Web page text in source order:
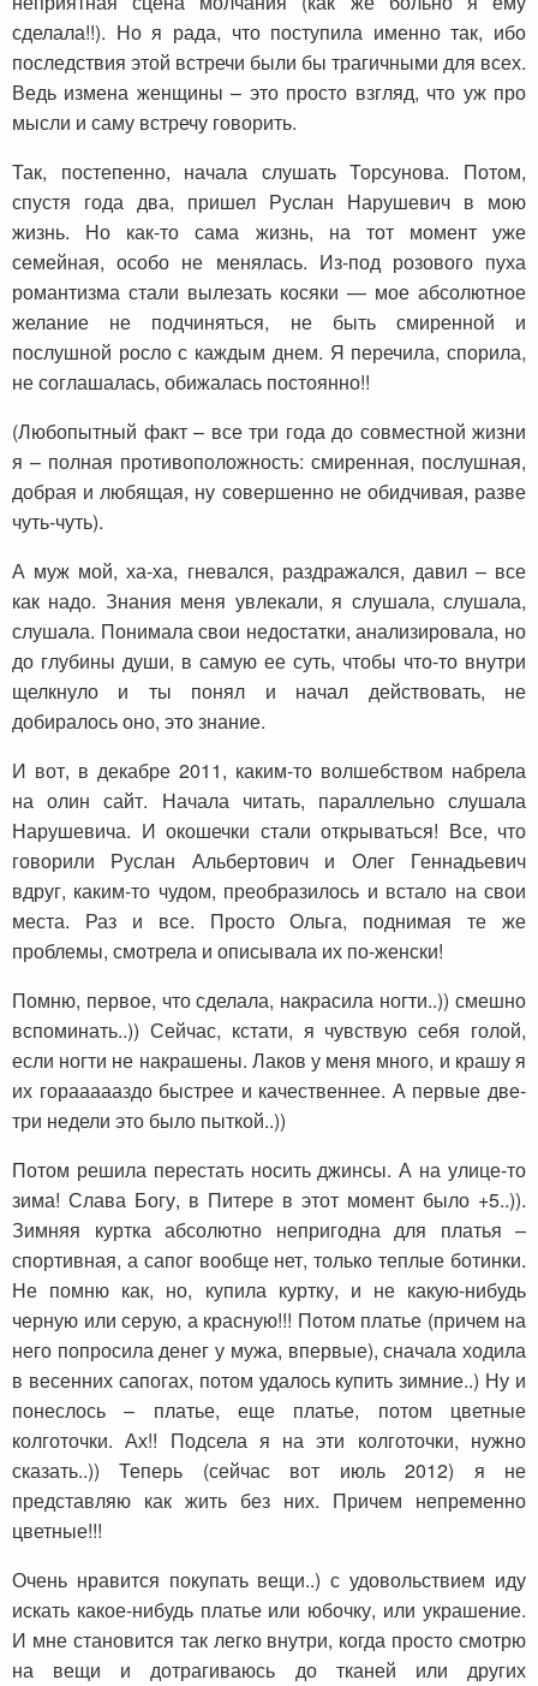
сделала!!). Но я рада, что поступила именно так, ибо
последствия этой встречи были бы трагичными для всех.
Ведь измена женщины – это просто взгляд, что уж про
мысли и саму встречу говорить.
Так, постепенно, начала слушать Торсунова. Потом,
спустя года два, пришел Руслан Нарушевич в мою
жизнь. Но как-то сама жизнь, на тот момент уже
семейная, особо не менялась. Из-под розового пуха
романтизма стали вылезать косяки — мое абсолютное
желание не подчиняться, не быть смиренной и
послушной росло с каждым днем. Я перечила, спорила,
не соглашалась, обижалась постоянно!!
(Любопытный факт – все три года до совместной жизни
я – полная противоположность: смиренная, послушная,
добрая и любящая, ну совершенно не обидчивая, разве
чуть-чуть).
А муж мой, ха-ха, гневался, раздражался, давил – все
как надо. Знания меня увлекали, я слушала, слушала,
слушала. Понимала свои недостатки, анализировала, но
до глубины души, в самую ее суть, чтобы что-то внутри
щелкнуло и ты понял и начал действовать, не
добиралось оно, это знание.
И вот, в декабре 2011, каким-то волшебством набрела
на олин сайт. Начала читать, параллельно слушала
Нарушевича. И окошечки стали открываться! Все, что
говорили Руслан Альбертович и Олег Геннадьевич
вдруг, каким-то чудом, преобразилось и встало на свои
места. Раз и все. Просто Ольга, поднимая те же
проблемы, смотрела и описывала их по-женски!
Помню, первое, что сделала, накрасила ногти..)) смешно
вспоминать..)) Сейчас, кстати, я чувствую себя голой,
если ногти не накрашены. Лаков у меня много, и крашу я
их гораааааздо быстрее и качественнее. А первые две-
три недели это было пыткой..))
Потом решила перестать носить джинсы. А на улице-то
зима! Слава Богу, в Питере в этот момент было +5..)).
Зимняя куртка абсолютно непригодна для платья –
спортивная, а сапог вообще нет, только теплые ботинки.
Не помню как, но, купила куртку, и не какую-нибудь
черную или серую, а красную!!! Потом платье (причем на
него попросила денег у мужа, впервые), сначала ходила
в весенних сапогах, потом удалось купить зимние..) Ну и
понеслось – платье, еще платье, потом цветные
колготочки. Ах!! Подсела я на эти колготочки, нужно
сказать..)) Теперь (сейчас вот июль 2012) я не
представляю как жить без них. Причем непременно
цветные!!!
Очень нравится покупать вещи..) с удовольствием иду
искать какое-нибудь платье или юбочку, или украшение.
И мне становится так легко внутри, когда просто смотрю
на вещи и дотрагиваюсь до тканей или других